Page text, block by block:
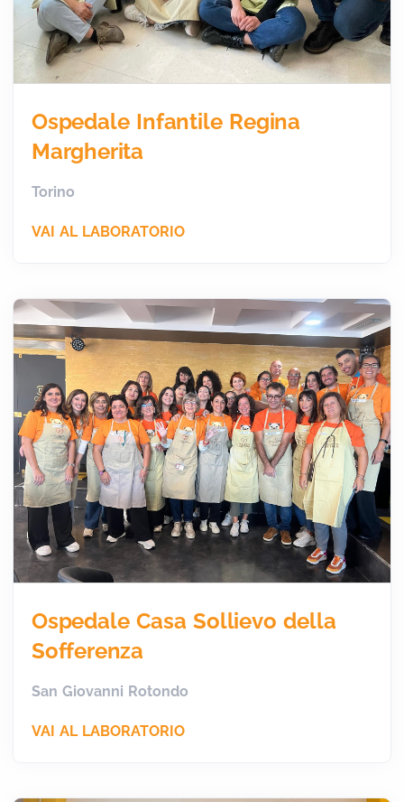
Ospedale Infantile Regina
Margherita
Torino
VAI AL LABORATORIO
Ospedale Casa Sollievo della
Sofferenza
San Giovanni Rotondo
VAI AL LABORATORIO